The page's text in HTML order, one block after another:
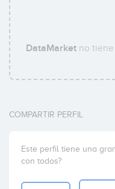
DataMarket no
COMPARTIR PERFIL
Este perfil tiene una
con todos?